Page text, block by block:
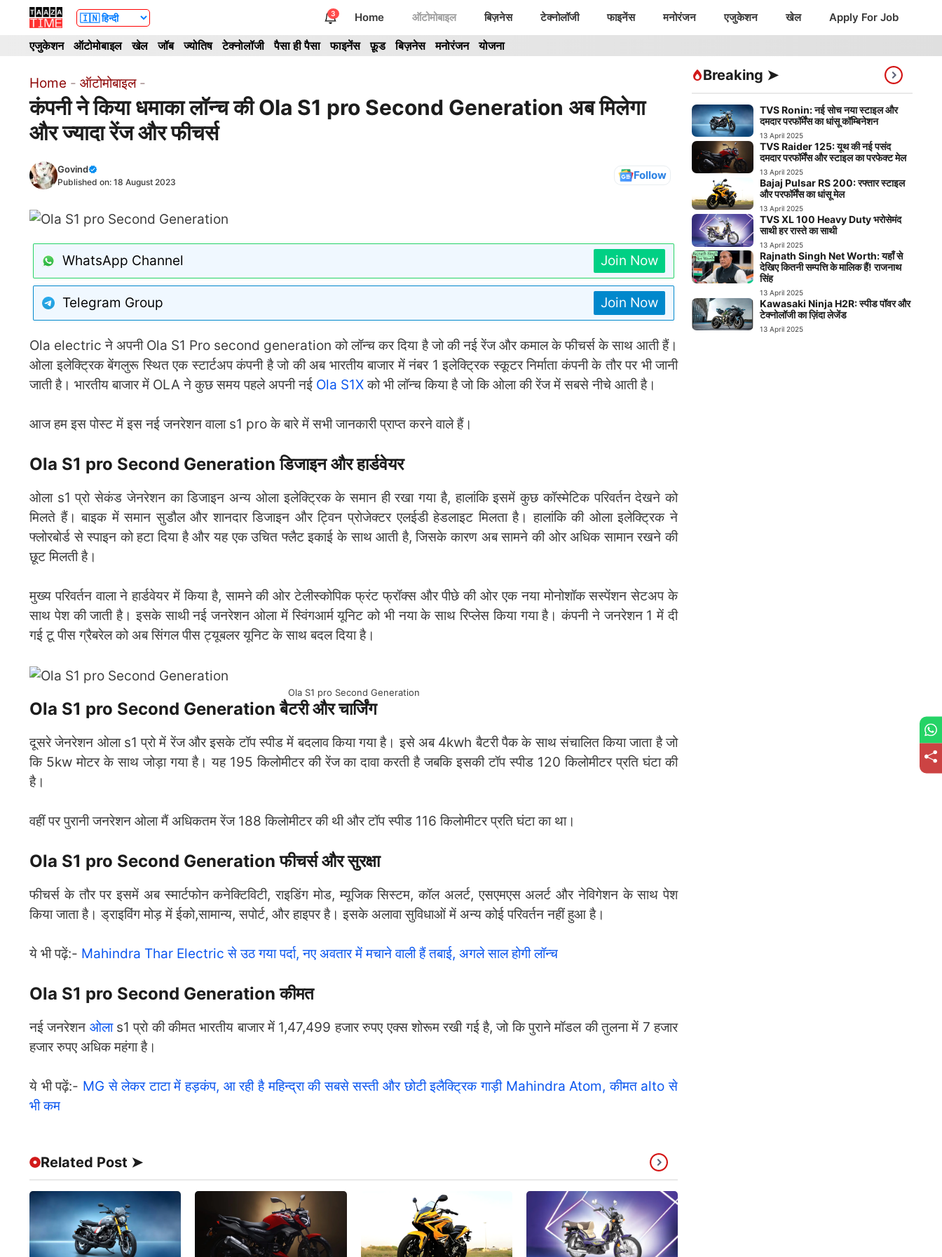
content
3 Home ऑटोमोबाइल बिज़नेस टेक्नोलॉजी फाइनेंस मनोरंजन एजुकेशन खेल Apply For Job
एजुकेशन ऑटोमोबाइल खेल जॉब ज्योतिष टेक्नोलॉजी पैसा ही पैसा फाइनेंस फ़ूड बिज़नेस मनोरंजन योजना
Home - ऑटोमोबाइल-
कंपनी ने किया धमाका लॉन्च की Ola S1 pro Second Generation अब मिलेगा
और ज्यादा रेंज और फीचर्स
Govind
Published on: 18 August 2023 Follow
WhatsApp Channel Join Now
Telegram Group Join Now
Ola electric ने अपनी Ola S1 Pro second generation को लॉन्च कर दिया है जो की नई रेंज और कमाल के फीचर्स के साथ आती हैं।
ओला इलेक्ट्रिक बेंगलुरू स्थित एक स्टार्टअप कंपनी है जो की अब भारतीय बाजार में नंबर 1 इलेक्ट्रिक स्कूटर निर्माता कंपनी के तौर पर भी जानी
जाती है। भारतीय बाजार में OLA ने कुछ समय पहले अपनी नई Ola S1Xको भी लॉन्च किया है जो कि ओला की रेंज में सबसे नीचे आती है।
आज हम इस पोस्ट में इस नई जनरेशन वाला s1 pro के बारे में सभी जानकारी प्राप्त करने वाले हैं।
Ola S1 pro Second Generation डिजाइन और हार्डवेयर
ओला s1 प्रो सेकंड जेनरेशन का डिजाइन अन्य ओला इलेक्ट्रिक के समान ही रखा गया है, हालांकि इसमें कुछ कॉस्मेटिक परिवर्तन देखने को
मिलते हैं। बाइक में समान सुडौल और शानदार डिजाइन और ट्विन प्रोजेक्टर एलईडी हेडलाइट मिलता है। हालांकि की ओला इलेक्ट्रिक ने
फ्लोरबोर्ड से स्पाइन को हटा दिया है और यह एक उचित फ्लैट इकाई के साथ आती है, जिसके कारण अब सामने की ओर अधिक सामान रखने की
छूट मिलती है।
मुख्य परिवर्तन वाला ने हार्डवेयर में किया है, सामने की ओर टेलीस्कोपिक फ्रंट फ्रॉक्स और पीछे की ओर एक नया मोनोशॉक सस्पेंशन सेटअप के
साथ पेश की जाती है। इसके साथी नई जनरेशन ओला में स्विंगआर्म यूनिट को भी नया के साथ रिप्लेस किया गया है। कंपनी ने जनरेशन 1 में दी
गई टू पीस ग्रैबरेल को अब सिंगल पीस ट्यूबलर यूनिट के साथ बदल दिया है।
Ola S1 pro Second Generation
Ola S1 pro Second Generation बैटरी और चार्जिंग
दूसरे जेनरेशन ओला s1 प्रो में रेंज और इसके टॉप स्पीड में बदलाव किया गया है। इसे अब 4kwh बैटरी पैक के साथ संचालित किया जाता है जो
कि 5kw मोटर के साथ जोड़ा गया है। यह 195 किलोमीटर की रेंज का दावा करती है जबकि इसकी टॉप स्पीड 120 किलोमीटर प्रति घंटा की
है।
वहीं पर पुरानी जनरेशन ओला मैं अधिकतम रेंज 188 किलोमीटर की थी और टॉप स्पीड 116 किलोमीटर प्रति घंटा का था।
Ola S1 pro Second Generation फीचर्स और सुरक्षा
फीचर्स के तौर पर इसमें अब स्मार्टफोन कनेक्टिविटी, राइडिंग मोड, म्यूजिक सिस्टम, कॉल अलर्ट, एसएमएस अलर्ट और नेविगेशन के साथ पेश
किया जाता है। ड्राइविंग मोड़ में ईको,सामान्य, सपोर्ट, और हाइपर है। इसके अलावा सुविधाओं में अन्य कोई परिवर्तन नहीं हुआ है।
ये भी पढ़ें:- Mahindra Thar Electric से उठ गया पर्दा, नए अवतार में मचाने वाली हैं तबाई, अगले साल होगी लॉन्च
Ola S1 pro Second Generation कीमत
नई जनरेशन ओला s1 प्रो की कीमत भारतीय बाजार में 1,47,499 हजार रुपए एक्स शोरूम रखी गई है, जो कि पुराने मॉडल की तुलना में 7 हजार
हजार रुपए अधिक महंगा है।
ये भी पढ़ें:- MG से लेकर टाटा में हड़कंप, आ रही है महिन्द्रा की सबसे सस्ती और छोटी इलैक्ट्रिक गाड़ी Mahindra Atom, कीमत alto से
भी कम
Related Post ➤
Breaking ➤
TVS Ronin: नई सोच नया स्टाइल और
दमदार परफॉर्मेंस का धांसू कॉम्बिनेशन
13 April 2025
TVS Raider 125: यूथ की नई पसंद
दमदार परफॉर्मेंस और स्टाइल का परफेक्ट मेल
13 April 2025
Bajaj Pulsar RS 200: रफ्तार स्टाइल
और परफॉर्मेंस का धांसू मेल
13 April 2025
TVS XL 100 Heavy Duty भरोसेमंद
साथी हर रास्ते का साथी
13 April 2025
Rajnath Singh Net Worth: यहाँ से
देखिए कितनी सम्पत्ति के मालिक हैं! राजनाथ
सिंह
13 April 2025
Kawasaki Ninja H2R: स्पीड पॉवर और
टेक्नोलॉजी का ज़िंदा लेजेंड
13 April 2025